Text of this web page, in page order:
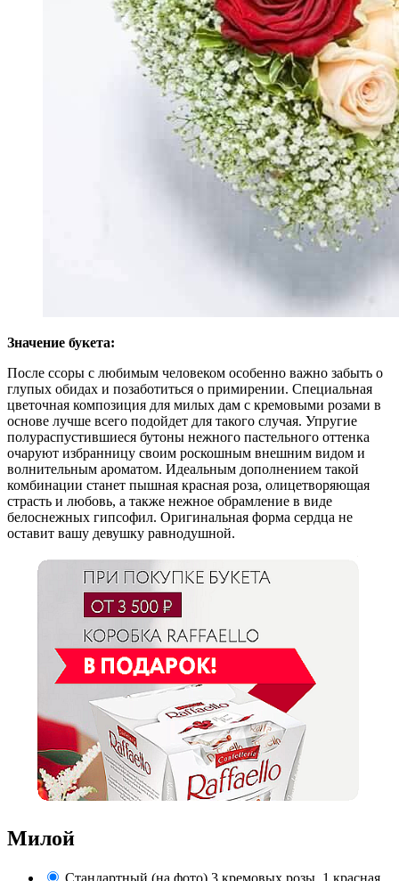
Значение букета:
После ссоры с любимым человеком особенно важно забыть о
глупых обидах и позаботиться о примирении. Специальная
цветочная композиция для милых дам с кремовыми розами в
основе лучше всего подойдет для такого случая. Упругие
полураспустившиеся бутоны нежного пастельного оттенка
очаруют избранницу своим роскошным внешним видом и
волнительным ароматом. Идеальным дополнением такой
комбинации станет пышная красная роза, олицетворяющая
страсть и любовь, а также нежное обрамление в виде
белоснежных гипсофил. Оригинальная форма сердца не
оставит вашу девушку равнодушной.
Милой
Стандартный (на фото) 3 кремовых розы, 1 красная